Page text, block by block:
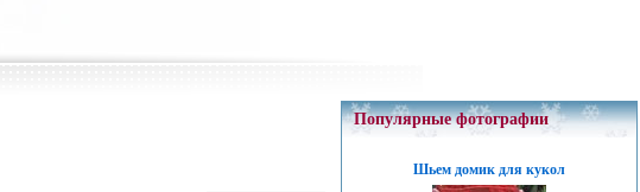
Популярные фотографии
Шьем домик для кукол